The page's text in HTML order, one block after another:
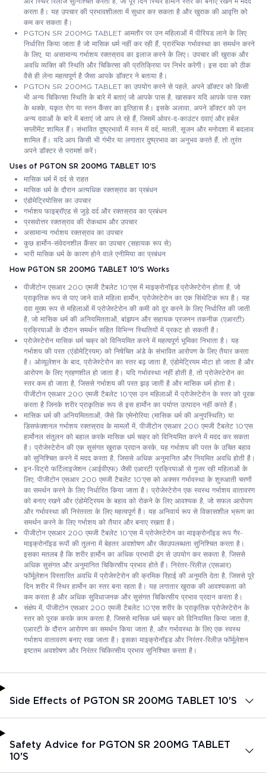
करता है। यह उपचार की प्रभावशीलता में सुधार कर सकता है और खुराक की आवृत्ति को
कम कर सकता है।
PGTON SR 200MG TABLET आमतौर पर उन महिलाओं में पीरियड लाने के लिए
निर्धारित किया जाता है जो मासिक धर्म नहीं कर रही हैं, प्रारंभिक गर्भावस्था का समर्थन करने
के लिए, या असामान्य गर्भाशय रक्तस्राव का इलाज करने के लिए। उपचार की खुराक और
अवधि व्यक्ति की स्थिति और चिकित्सा की प्रतिक्रिया पर निर्भर करेगी। इस दवा को ठीक
वैसे ही लेना महत्वपूर्ण है जैसा आपके डॉक्टर ने बताया है।
PGTON SR 200MG TABLET का उपयोग करने से पहले, अपने डॉक्टर को किसी
भी अन्य चिकित्सा स्थिति के बारे में बताएं जो आपके पास है, खासकर यदि आपके पास रक्त
के थक्के, यकृत रोग या स्तन कैंसर का इतिहास है। इसके अलावा, अपने डॉक्टर को उन
अन्य दवाओं के बारे में बताएं जो आप ले रहे हैं, जिसमें ओवर-द-काउंटर दवाएं और हर्बल
सप्लीमेंट शामिल हैं। संभावित दुष्प्रभावों में स्तन में दर्द, मतली, सूजन और मनोदशा में बदलाव
शामिल हैं। यदि आप किसी भी गंभीर या लगातार दुष्प्रभाव का अनुभव करते हैं, तो तुरंत
अपने डॉक्टर से परामर्श करें।
Uses of PGTON SR 200MG TABLET 10'S
मासिक धर्म में दर्द से राहत
मासिक धर्म के दौरान अत्यधिक रक्तस्राव का प्रबंधन
एंडोमेट्रियोसिस का उपचार
गर्भाशय फाइब्रॉएड से जुड़े दर्द और रक्तस्राव का प्रबंधन
प्रसवोत्तर रक्तस्राव की रोकथाम और उपचार
असामान्य गर्भाशय रक्तस्राव का उपचार
कुछ हार्मोन-संवेदनशील कैंसर का उपचार (सहायक रूप से)
भारी मासिक धर्म के कारण होने वाले एनीमिया का प्रबंधन
How PGTON SR 200MG TABLET 10'S Works
पीजीटोन एसआर 200 एमजी टैबलेट 10'एस में माइक्रोनॉइड प्रोजेस्टेरोन होता है, जो
प्राकृतिक रूप से पाए जाने वाले महिला हार्मोन, प्रोजेस्टेरोन का एक सिंथेटिक रूप है। यह
दवा मुख्य रूप से महिलाओं में प्रोजेस्टेरोन की कमी को दूर करने के लिए निर्धारित की जाती
है, जो मासिक धर्म की अनियमितताओं, बांझपन और सहायक प्रजनन तकनीक (एआरटी)
प्रक्रियाओं के दौरान समर्थन सहित विभिन्न स्थितियों में प्रकट हो सकती है।
प्रोजेस्टेरोन मासिक धर्म चक्र को विनियमित करने में महत्वपूर्ण भूमिका निभाता है। यह
गर्भाशय की परत (एंडोमेट्रियम) को निषेचित अंडे के संभावित आरोपण के लिए तैयार करता
है। ओव्यूलेशन के बाद, प्रोजेस्टेरोन का स्तर बढ़ जाता है, एंडोमेट्रियम मोटा हो जाता है और
आरोपण के लिए ग्रहणशील हो जाता है। यदि गर्भावस्था नहीं होती है, तो प्रोजेस्टेरोन का
स्तर कम हो जाता है, जिससे गर्भाशय की परत झड़ जाती है और मासिक धर्म होता है।
पीजीटोन एसआर 200 एमजी टैबलेट 10'एस उन महिलाओं में प्रोजेस्टेरोन के स्तर को पूरक
करता है जिनके शरीर प्राकृतिक रूप से इस हार्मोन का पर्याप्त उत्पादन नहीं करते हैं।
मासिक धर्म की अनियमितताओं, जैसे कि एमेनोरिया (मासिक धर्म की अनुपस्थिति) या
डिसफंक्शनल गर्भाशय रक्तस्राव के मामलों में, पीजीटोन एसआर 200 एमजी टैबलेट 10'एस
हार्मोनल संतुलन को बहाल करके मासिक धर्म चक्र को विनियमित करने में मदद कर सकता
है। प्रोजेस्टेरोन की एक सुसंगत खुराक प्रदान करके, यह गर्भाशय की परत के उचित बहाव
को सुनिश्चित करने में मदद करता है, जिससे अधिक अनुमानित और नियमित अवधि होती है।
इन-विट्रो फर्टिलाइजेशन (आईवीएफ) जैसी एआरटी प्रक्रियाओं से गुजर रही महिलाओं के
लिए, पीजीटोन एसआर 200 एमजी टैबलेट 10'एस को अक्सर गर्भावस्था के शुरुआती चरणों
का समर्थन करने के लिए निर्धारित किया जाता है। प्रोजेस्टेरोन एक स्वस्थ गर्भाशय वातावरण
को बनाए रखने और एंडोमेट्रियम के बहाव को रोकने के लिए आवश्यक है, जो सफल आरोपण
और गर्भावस्था की निरंतरता के लिए महत्वपूर्ण है। यह अनिवार्य रूप से विकासशील भ्रूण का
समर्थन करने के लिए गर्भाशय को तैयार और बनाए रखता है।
पीजीटोन एसआर 200 एमजी टैबलेट 10'एस में प्रोजेस्टेरोन का माइक्रोनॉइड रूप गैर-
माइक्रोनॉइड रूपों की तुलना में बेहतर अवशोषण और जैवउपलब्धता सुनिश्चित करता है।
इसका मतलब है कि शरीर हार्मोन का अधिक प्रभावी ढंग से उपयोग कर सकता है, जिससे
अधिक सुसंगत और अनुमानित चिकित्सीय प्रभाव होते हैं। निरंतर-रिलीज़ (एसआर)
फॉर्मूलेशन विस्तारित अवधि में प्रोजेस्टेरोन की क्रमिक रिहाई की अनुमति देता है, जिससे पूरे
दिन शरीर में स्थिर हार्मोन का स्तर बना रहता है। यह लगातार खुराक की आवश्यकता को
कम करता है और अधिक सुविधाजनक और सुसंगत चिकित्सीय प्रभाव प्रदान करता है।
संक्षेप में, पीजीटोन एसआर 200 एमजी टैबलेट 10'एस शरीर के प्राकृतिक प्रोजेस्टेरोन के
स्तर को पूरक करके काम करता है, जिससे मासिक धर्म चक्र को विनियमित किया जाता है,
एआरटी के दौरान आरोपण का समर्थन किया जाता है, और गर्भावस्था के लिए एक स्वस्थ
गर्भाशय वातावरण बनाए रखा जाता है। इसका माइक्रोनॉइड और निरंतर-रिलीज़ फॉर्मूलेशन
इष्टतम अवशोषण और निरंतर चिकित्सीय प्रभाव सुनिश्चित करता है।
Side Effects of PGTON SR 200MG TABLET 10'S
Safety Advice for PGTON SR 200MG TABLET
10'S